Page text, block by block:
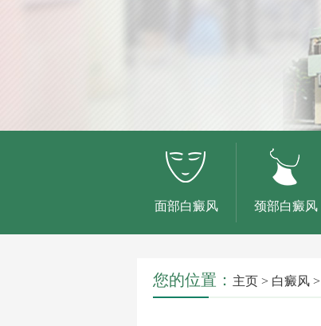
面部白癜风 颈部白癜风
您的位置： 主页 > 白癜风 >